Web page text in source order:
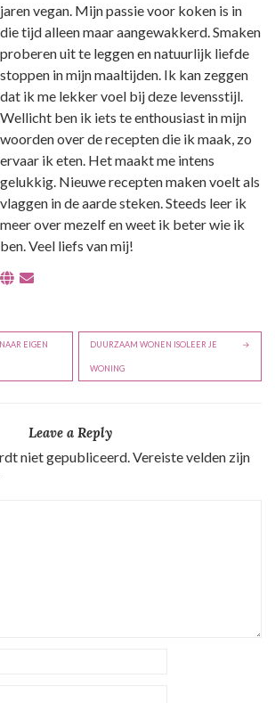
jaren vegan. Mijn passie voor koken is in
die tijd alleen maar aangewakkerd. Smaken
proberen uit te leggen en natuurlijk liefde
stoppen in mijn maaltijden. Ik kan zeggen
dat ik me lekker voel bij deze levensstijl.
Wellicht ben ik iets te enthousiast in mijn
woorden over de recepten die ik maak, zo
ervaar ik eten. Het maakt me intens
gelukkig. Nieuwe recepten maken voelt als
vlaggen in de aarde steken. Steeds leer ik
meer over mezelf en weet ik beter wie ik
ben. Veel liefs van mij!
EIGEN DUURZAAM WONEN ISOLEER JE
WONING
Leave a Reply
niet gepubliceerd.Vereiste velden zijn